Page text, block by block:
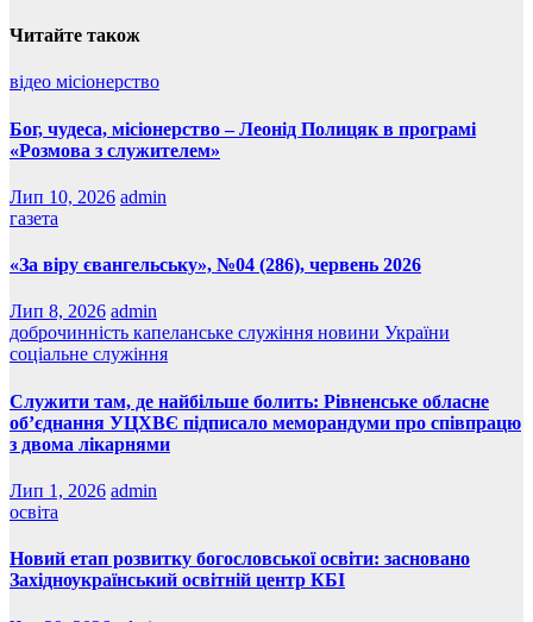
Читайте також
відео місіонерство
Бог, чудеса, місіонерство – Леонід Полицяк в програмі
«Розмова з служителем»
Лип 10, 2026 admin
газета
«За віру євангельську», №04 (286), червень 2026
Лип 8, 2026 admin
доброчинність капеланське служіння новини України
соціальне служіння
Служити там, де найбільше болить: Рівненське обласне
об’єднання УЦХВЄ підписало меморандуми про співпрацю
з двома лікарнями
Лип 1, 2026 admin
освіта
Новий етап розвитку богословської освіти: засновано
Західноукраїнський освітній центр КБІ